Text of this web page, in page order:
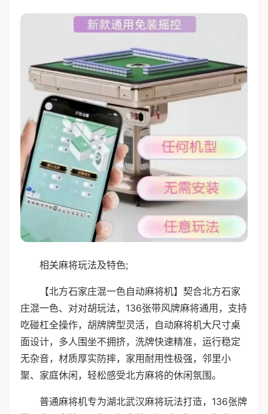
相关麻将玩法及特色;
【北方石家庄混一色自动麻将机】契合北方石家
庄混一色、对对胡玩法，136张带风牌麻将通用，支持
吃碰杠全操作，胡牌牌型灵活，自动麻将机大尺寸桌
面设计，多人围坐不拥挤，洗牌快速精准，运行稳定
无杂音，材质厚实防摔，家用耐用性极强，邻里小
聚、家庭休闲，轻松感受北方麻将的休闲氛围。
普通麻将机专为湖北武汉麻将玩法打造，136张牌